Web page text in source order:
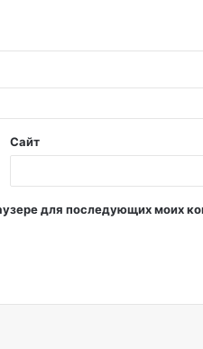
Сайт
для последующих моих